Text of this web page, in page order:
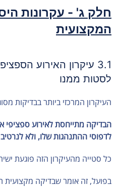
חלק ג' - עקרונות
המקצועית
3.1 עיקרון האירוע
לסטות ממנו
העיקרון המרכזי ביותר בבדיקות
הבדיקה מתייחסת לאירוע ספציפי
לדפוסי ההתנהגות שלו, ולא
כל סטייה מהעיקרון הזה פוגעת
בפועל, זה אומר שבדיקה